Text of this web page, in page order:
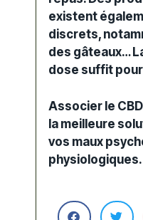
existent
discrets,
des gâteaux…
dose suffit
Associer le
la meilleure
vos maux
physiologiques.